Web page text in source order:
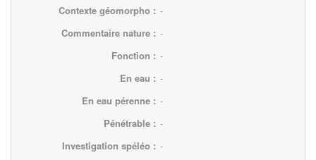
Contexte géomorpho : -
Commentaire nature : -
Fonction : -
En eau : -
En eau pérenne : -
Pénétrable : -
Investigation spéléo : -